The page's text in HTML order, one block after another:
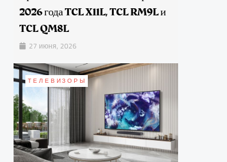
2026 года TCL X11L, TCL RM9L и
TCL QM8L
27 июня, 2026
ТЕЛЕВИЗОРЫ